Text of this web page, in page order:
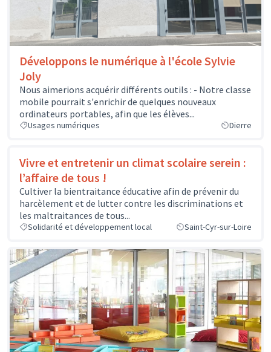
Développons le numérique à l'école Sylvie
Joly
Nous aimerions acquérir différents outils : - Notre classe
mobile pourrait s'enrichir de quelques nouveaux
ordinateurs portables, afin que les élèves...
Usages numériques Dierre
Vivre et entretenir un climat scolaire serein :
l’affaire de tous !
Cultiver la bientraitance éducative afin de prévenir du
harcèlement et de lutter contre les discriminations et
les maltraitances de tous...
Solidarité et développement local Saint-Cyr-sur-Loire